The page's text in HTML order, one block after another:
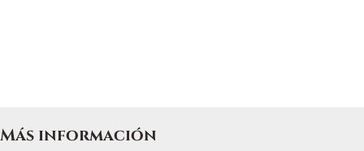
Más información